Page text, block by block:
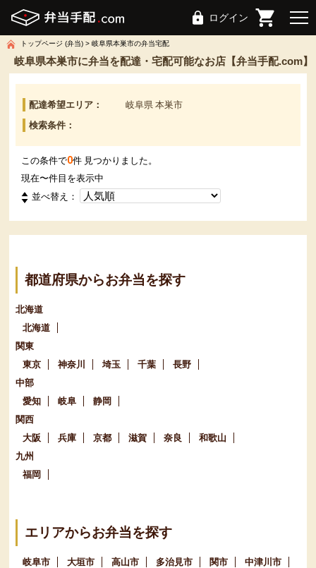
ログイン
トップページ (弁当) 岐阜県本巣市の弁当宅配
岐阜県本巣市に弁当を配達・宅配可能なお店【弁当手配.com】
配達希望エリア：
岐阜県 本巣市
検索条件：
この条件で0件 見つかりました。
現在〜件目を表示中
並べ替え：
都道府県からお弁当を探す
北海道
北海道
関東
東京
神奈川 埼玉 千葉
長野
中部
愛知
岐阜
静岡
関西
大阪
兵庫 京都 滋賀 奈良
和歌山
九州
福岡
エリアからお弁当を探す
岐阜市 大垣市 高山市 多治見市 関市
中津川市